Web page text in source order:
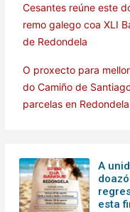
Cesantes reúne este
remo galego coa XLI
de Redondela
O proxecto para
do Camiño de
parcelas en Redondela
A
esta